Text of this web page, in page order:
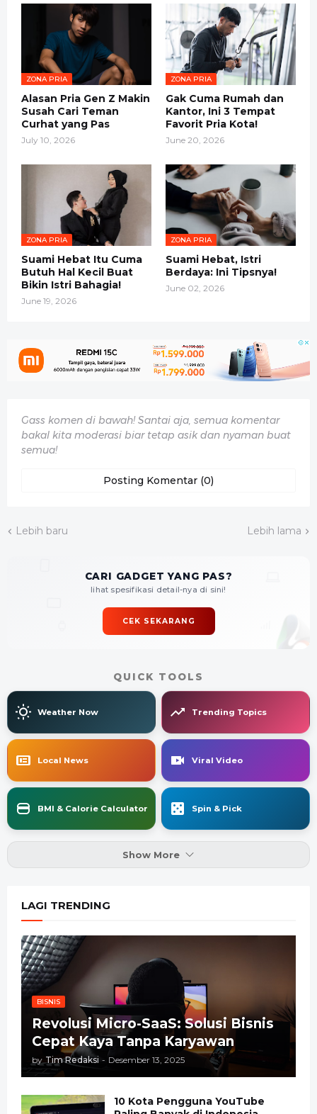
ZONA PRIA
Alasan Pria Gen Z Makin
Susah Cari Teman
Curhat yang Pas
July 10, 2026
ZONA PRIA
Gak Cuma Rumah dan
Kantor, Ini 3 Tempat
Favorit Pria Kota!
June 20, 2026
ZONA PRIA
Suami Hebat Itu Cuma
Butuh Hal Kecil Buat
Bikin Istri Bahagia!
June 19, 2026
ZONA PRIA
Suami Hebat, Istri
Berdaya: Ini Tipsnya!
June 02, 2026
Gass komen di bawah! Santai aja, semua komentar
bakal kita moderasi biar tetap asik dan nyaman buat
semua!
Posting Komentar (0)
Lebih baru Lebih lama
CARI GADGET YANG PAS?
lihat spesifikasi detail-nya di sini!
CEK SEKARANG
QUICK TOOLS
Weather Now Trending Topics
Local News Viral Video
BMI & Calorie Calculator Spin & Pick
Show More
LAGI TRENDING
BISNIS
Revolusi Micro-SaaS: Solusi Bisnis
Cepat Kaya Tanpa Karyawan
by Tim Redaksi - Desember 13, 2025
10 Kota Pengguna YouTube